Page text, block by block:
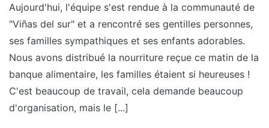
Aujourd'hui, l'équipe s'est rendue à la communauté de
"Viñas del sur" et a rencontré ses gentilles personnes,
ses familles sympathiques et ses enfants adorables.
Nous avons distribué la nourriture reçue ce matin de la
banque alimentaire, les familles étaient si heureuses !
C'est beaucoup de travail, cela demande beaucoup
d'organisation, mais le [...]